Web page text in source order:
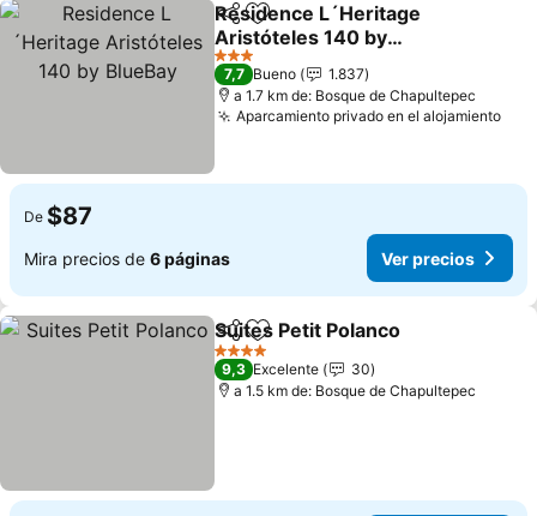
CompartirAgregar a favoritos
Residence L´Heritage
Aristóteles 140 by
BlueBay
3 Estrellas
7,7 Bueno
1.837
a 1.7 km de: Bosque de Chapultepec
Aparcamiento privado en el alojamiento
De $87
Mira precios de 6 páginas Ver precios
CompartirAgregar a favoritos
Suites Petit Polanco
4 Estrellas
9,3 Excelente
30
a 1.5 km de: Bosque de Chapultepec